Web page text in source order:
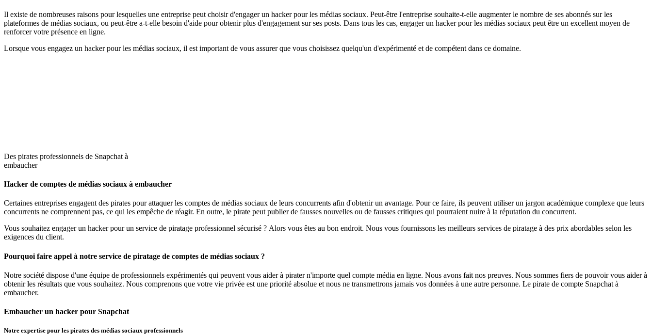
Il existe de nombreuses raisons pour lesquelles une entreprise peut choisir d'engager un hacker pour les médias sociaux. Peut-être l'entreprise souhaite-t-elle augmenter le nombre de ses abonnés sur les
plateformes de médias sociaux, ou peut-être a-t-elle besoin d'aide pour obtenir plus d'engagement sur ses posts. Dans tous les cas, engager un hacker pour les médias sociaux peut être un excellent moyen de
renforcer votre présence en ligne.
Lorsque vous engagez un hacker pour les médias sociaux, il est important de vous assurer que vous choisissez quelqu'un d'expérimenté et de compétent dans ce domaine.
Des pirates professionnels de Snapchat à
embaucher
Hacker de comptes de médias sociaux à embaucher
Certaines entreprises engagent des pirates pour attaquer les comptes de médias sociaux de leurs concurrents afin d'obtenir un avantage. Pour ce faire, ils peuvent utiliser un jargon académique complexe que leurs
concurrents ne comprennent pas, ce qui les empêche de réagir. En outre, le pirate peut publier de fausses nouvelles ou de fausses critiques qui pourraient nuire à la réputation du concurrent.
Vous souhaitez engager un hacker pour un service de piratage professionnel sécurisé ? Alors vous êtes au bon endroit. Nous vous fournissons les meilleurs services de piratage à des prix abordables selon les
exigences du client.
Pourquoi faire appel à notre service de piratage de comptes de médias sociaux ?
Notre société dispose d'une équipe de professionnels expérimentés qui peuvent vous aider à pirater n'importe quel compte média en ligne. Nous avons fait nos preuves. Nous sommes fiers de pouvoir vous aider à
obtenir les résultats que vous souhaitez. Nous comprenons que votre vie privée est une priorité absolue et nous ne transmettrons jamais vos données à une autre personne. Le pirate de compte Snapchat à
embaucher.
Embaucher un hacker pour Snapchat
Notre expertise pour les pirates des médias sociaux professionnels